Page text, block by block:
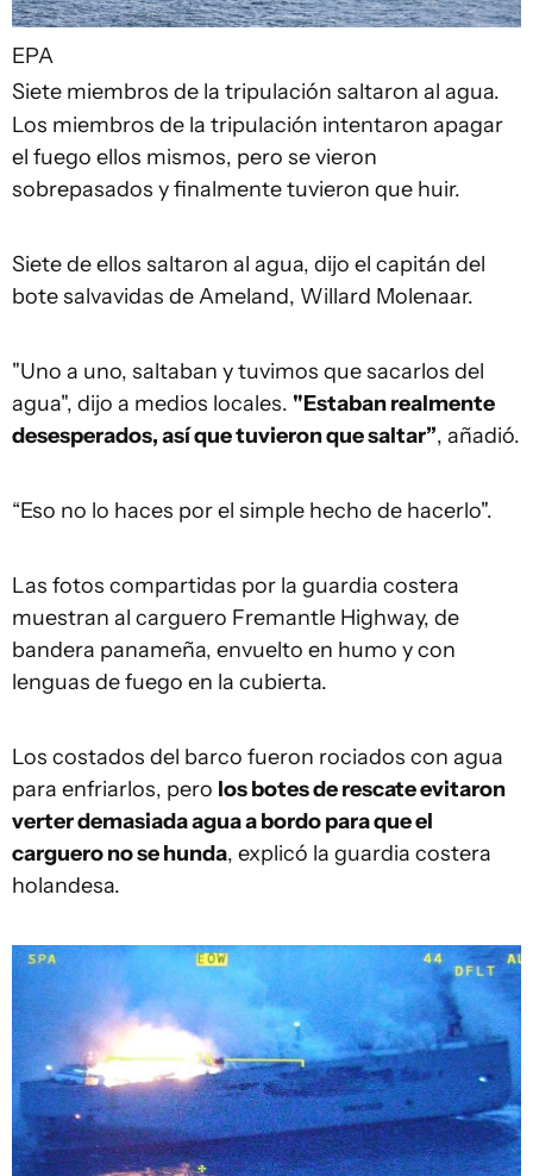
EPA
Siete miembros de la tripulación saltaron al agua.
Los miembros de la tripulación intentaron apagar
el fuego ellos mismos, pero se vieron
sobrepasados y finalmente tuvieron que huir.
Siete de ellos saltaron al agua, dijo el capitán del
bote salvavidas de Ameland, Willard Molenaar.
"Uno a uno, saltaban y tuvimos que sacarlos del
agua", dijo a medios locales. "Estaban realmente
desesperados, así que tuvieron que saltar”, añadió.
“Eso no lo haces por el simple hecho de hacerlo".
Las fotos compartidas por la guardia costera
muestran al carguero Fremantle Highway, de
bandera panameña, envuelto en humo y con
lenguas de fuego en la cubierta.
Los costados del barco fueron rociados con agua
para enfriarlos, pero los botes de rescate evitaron
verter demasiada agua a bordo para que el
carguero no se hunda, explicó la guardia costera
holandesa.